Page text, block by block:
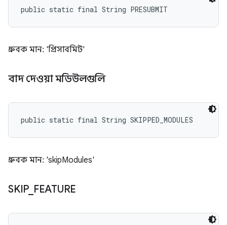
public static final String PRESUBMIT
ধ্রুবক মান: 'প্রিসাবমিট'
বাদ দেওয়া মডিউলগুলি
public static final String SKIPPED_MODULES
ধ্রুবক মান: 'skipModules'
SKIP_ FEATURE